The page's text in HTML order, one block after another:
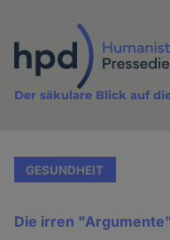
Inhalt
Der säkulare Blick auf
GESUNDHEIT
Die irren